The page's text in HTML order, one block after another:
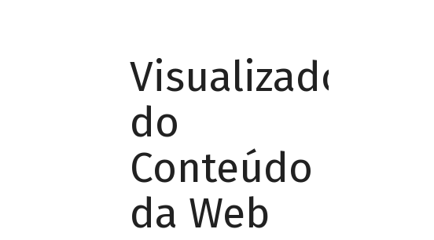
Visualizador
do
Conteúdo
da Web